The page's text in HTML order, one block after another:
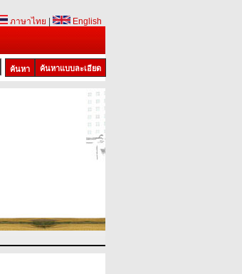
ภาษาไทย
English
ค้นหาแบบละเอียด